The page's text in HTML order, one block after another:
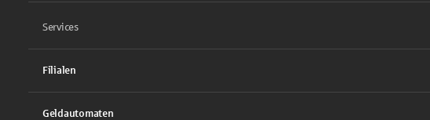
Services
Filialen
Geldautomaten